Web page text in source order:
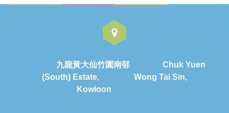
九龍黃大仙竹園南邨 Chuk Yuen
(South) Estate, Wong Tai Sin,
Kowloon